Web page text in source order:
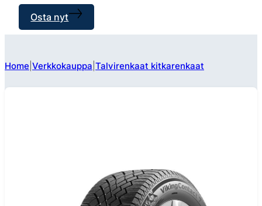
Osta nyt
Home Verkkokauppa Talvirenkaat kitkarenkaat